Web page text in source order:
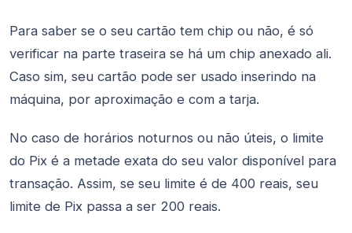
Para saber se o seu cartão tem chip ou não, é só
verificar na parte traseira se há um chip anexado ali.
Caso sim, seu cartão pode ser usado inserindo na
máquina, por aproximação e com a tarja.
No caso de horários noturnos ou não úteis, o limite
do Pix é a metade exata do seu valor disponível para
transação. Assim, se seu limite é de 400 reais, seu
limite de Pix passa a ser 200 reais.